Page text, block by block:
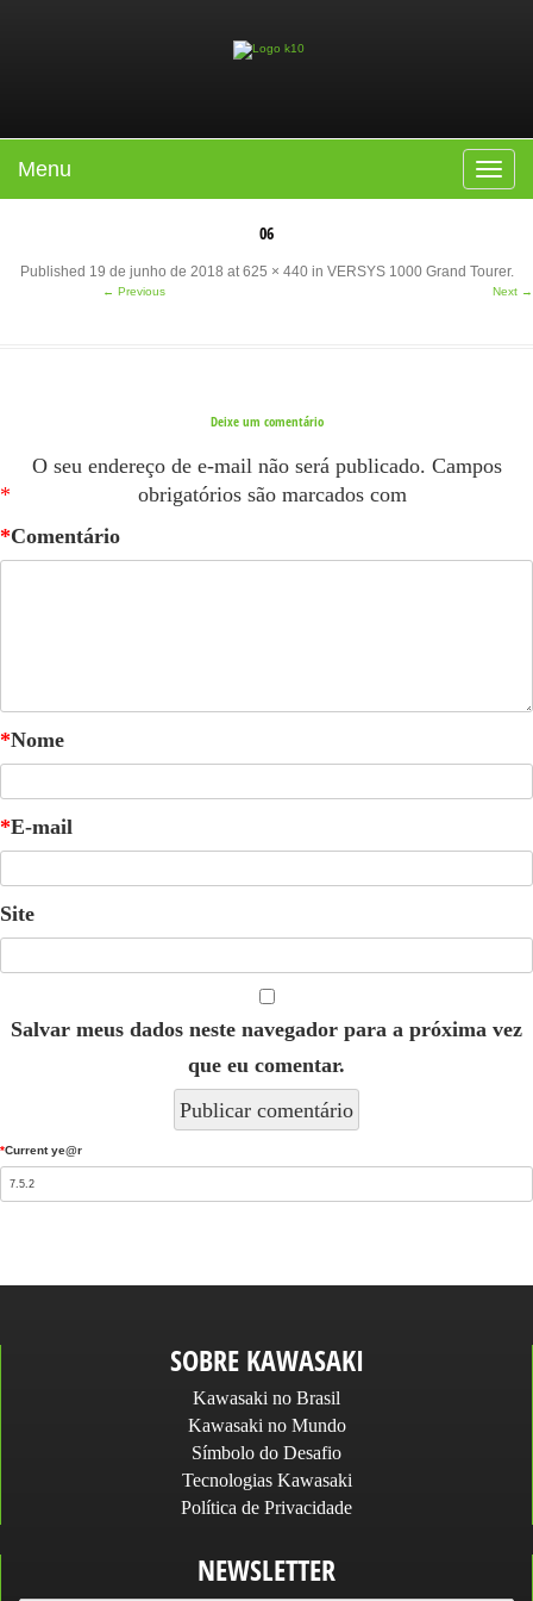
Toggle
Menu
06
Published 19 de junho de 2018 at625 × 440in VERSYS 1000 Grand Tourer.
← Previous Next →
Deixe um comentário
O seu endereço de e-mail não será publicado. Campos
obrigatórios são marcados com
*
Comentário
*
Nome
*
E-mail
*
Site
Salvar meus dados neste navegador para a próxima vez
que eu comentar.
Current ye@r
*
SOBRE KAWASAKI
Kawasaki no Brasil
Kawasaki no Mundo
Símbolo do Desafio
Tecnologias Kawasaki
Política de Privacidade
NEWSLETTER